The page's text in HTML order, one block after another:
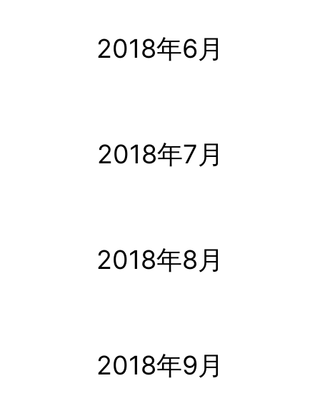
2018年6月
2018年7月
2018年8月
2018年9月